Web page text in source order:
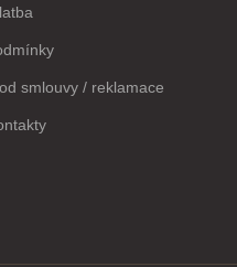
smlouvy / reklamace